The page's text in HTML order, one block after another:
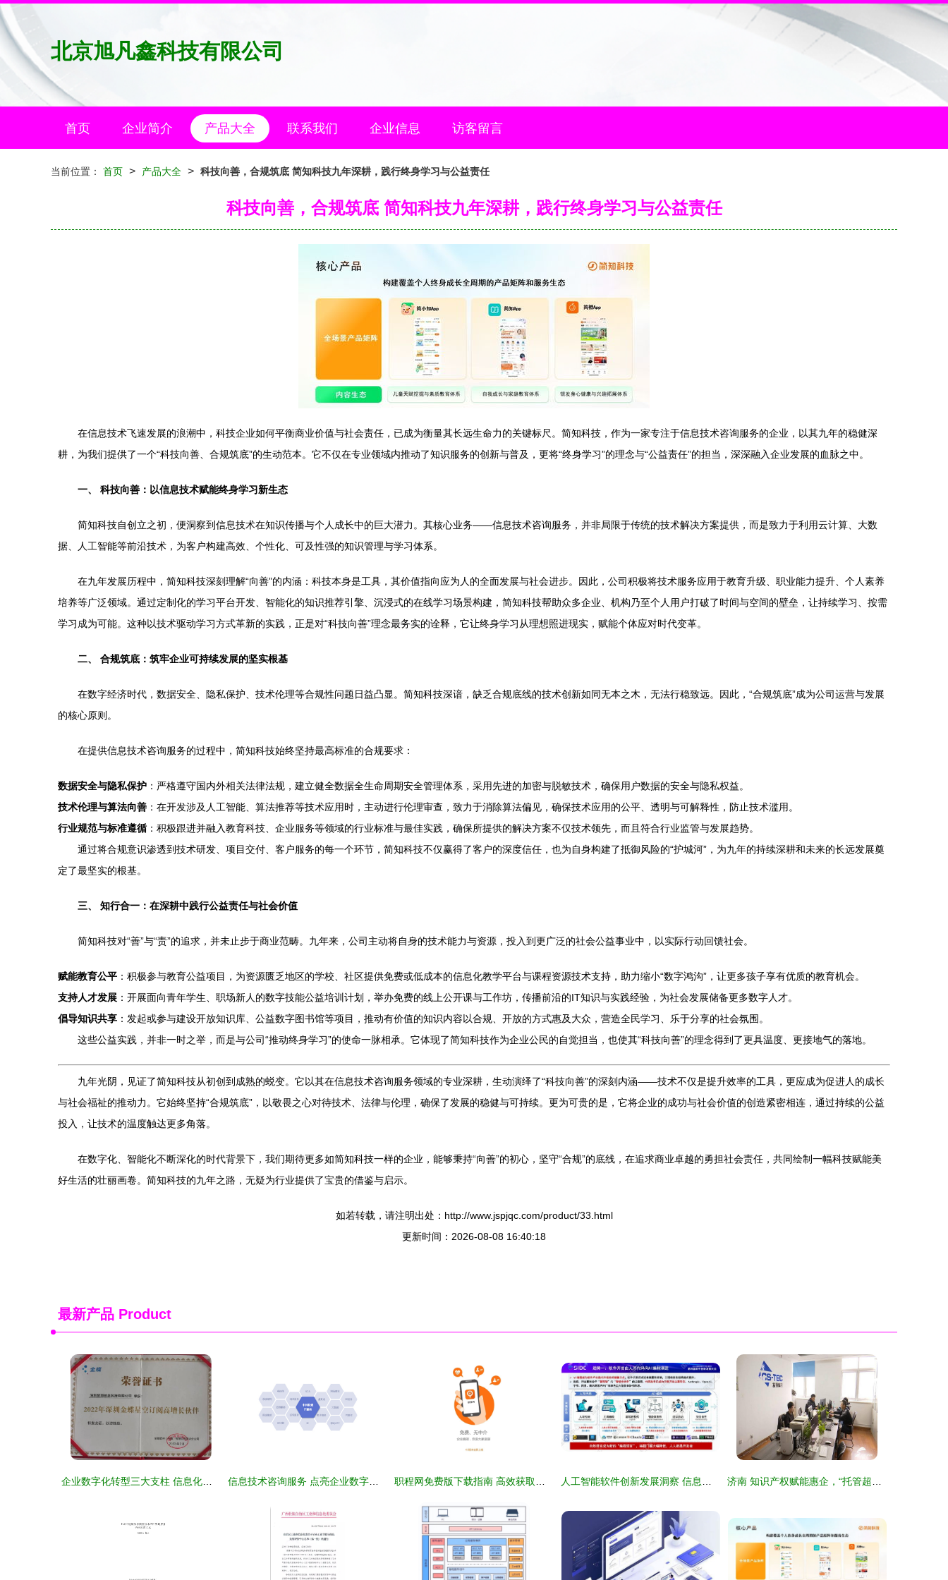
北京旭凡鑫科技有限公司
首页 企业简介 产品大全 联系我们 企业信息 访客留言
当前位置： 首页 > 产品大全 > 科技向善，合规筑底 简知科技九年深耕，践行终身学习与公益责任
科技向善，合规筑底 简知科技九年深耕，践行终身学习与公益责任
在信息技术飞速发展的浪潮中，科技企业如何平衡商业价值与社会责任，已成为衡量其长远生命力的关键标尺。简知科技，作为一家专注于信息技术咨询服务的企业，以其九年的稳健深
耕，为我们提供了一个“科技向善、合规筑底”的生动范本。它不仅在专业领域内推动了知识服务的创新与普及，更将“终身学习”的理念与“公益责任”的担当，深深融入企业发展的血脉之中。
一、 科技向善：以信息技术赋能终身学习新生态
简知科技自创立之初，便洞察到信息技术在知识传播与个人成长中的巨大潜力。其核心业务——信息技术咨询服务，并非局限于传统的技术解决方案提供，而是致力于利用云计算、大数
据、人工智能等前沿技术，为客户构建高效、个性化、可及性强的知识管理与学习体系。
在九年发展历程中，简知科技深刻理解“向善”的内涵：科技本身是工具，其价值指向应为人的全面发展与社会进步。因此，公司积极将技术服务应用于教育升级、职业能力提升、个人素养
培养等广泛领域。通过定制化的学习平台开发、智能化的知识推荐引擎、沉浸式的在线学习场景构建，简知科技帮助众多企业、机构乃至个人用户打破了时间与空间的壁垒，让持续学习、按需
学习成为可能。这种以技术驱动学习方式革新的实践，正是对“科技向善”理念最务实的诠释，它让终身学习从理想照进现实，赋能个体应对时代变革。
二、 合规筑底：筑牢企业可持续发展的坚实根基
在数字经济时代，数据安全、隐私保护、技术伦理等合规性问题日益凸显。简知科技深谙，缺乏合规底线的技术创新如同无本之木，无法行稳致远。因此，“合规筑底”成为公司运营与发展
的核心原则。
在提供信息技术咨询服务的过程中，简知科技始终坚持最高标准的合规要求：
数据安全与隐私保护 ：严格遵守国内外相关法律法规，建立健全数据全生命周期安全管理体系，采用先进的加密与脱敏技术，确保用户数据的安全与隐私权益。
技术伦理与算法向善 ：在开发涉及人工智能、算法推荐等技术应用时，主动进行伦理审查，致力于消除算法偏见，确保技术应用的公平、透明与可解释性，防止技术滥用。
行业规范与标准遵循 ：积极跟进并融入教育科技、企业服务等领域的行业标准与最佳实践，确保所提供的解决方案不仅技术领先，而且符合行业监管与发展趋势。
通过将合规意识渗透到技术研发、项目交付、客户服务的每一个环节，简知科技不仅赢得了客户的深度信任，也为自身构建了抵御风险的“护城河”，为九年的持续深耕和未来的长远发展奠
定了最坚实的根基。
三、 知行合一：在深耕中践行公益责任与社会价值
简知科技对“善”与“责”的追求，并未止步于商业范畴。九年来，公司主动将自身的技术能力与资源，投入到更广泛的社会公益事业中，以实际行动回馈社会。
赋能教育公平 ：积极参与教育公益项目，为资源匮乏地区的学校、社区提供免费或低成本的信息化教学平台与课程资源技术支持，助力缩小“数字鸿沟”，让更多孩子享有优质的教育机会。
支持人才发展 ：开展面向青年学生、职场新人的数字技能公益培训计划，举办免费的线上公开课与工作坊，传播前沿的IT知识与实践经验，为社会发展储备更多数字人才。
倡导知识共享 ：发起或参与建设开放知识库、公益数字图书馆等项目，推动有价值的知识内容以合规、开放的方式惠及大众，营造全民学习、乐于分享的社会氛围。
这些公益实践，并非一时之举，而是与公司“推动终身学习”的使命一脉相承。它体现了简知科技作为企业公民的自觉担当，也使其“科技向善”的理念得到了更具温度、更接地气的落地。
九年光阴，见证了简知科技从初创到成熟的蜕变。它以其在信息技术咨询服务领域的专业深耕，生动演绎了“科技向善”的深刻内涵——技术不仅是提升效率的工具，更应成为促进人的成长
与社会福祉的推动力。它始终坚持“合规筑底”，以敬畏之心对待技术、法律与伦理，确保了发展的稳健与可持续。更为可贵的是，它将企业的成功与社会价值的创造紧密相连，通过持续的公益
投入，让技术的温度触达更多角落。
在数字化、智能化不断深化的时代背景下，我们期待更多如简知科技一样的企业，能够秉持“向善”的初心，坚守“合规”的底线，在追求商业卓越的勇担社会责任，共同绘制一幅科技赋能美
好生活的壮丽画卷。简知科技的九年之路，无疑为行业提供了宝贵的借鉴与启示。
如若转载，请注明出处：http://www.jspjqc.com/product/33.html
更新时间：2026-08-08 16:40:18
最新产品 Product